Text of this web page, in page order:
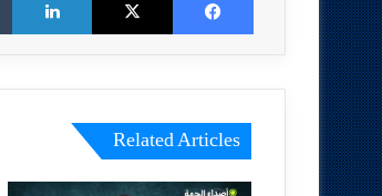
Related Articles